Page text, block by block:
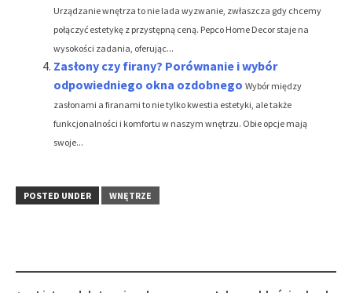
Urządzanie wnętrza to nie lada wyzwanie, zwłaszcza gdy chcemy
połączyć estetykę z przystępną ceną. Pepco Home Decor staje na
wysokości zadania, oferując...
Zasłony czy firany? Porównanie i wybór
odpowiedniego okna ozdobnego Wybór między
zasłonami a firanami to nie tylko kwestia estetyki, ale także
funkcjonalności i komfortu w naszym wnętrzu. Obie opcje mają
swoje...
POSTED UNDER WNĘTRZE